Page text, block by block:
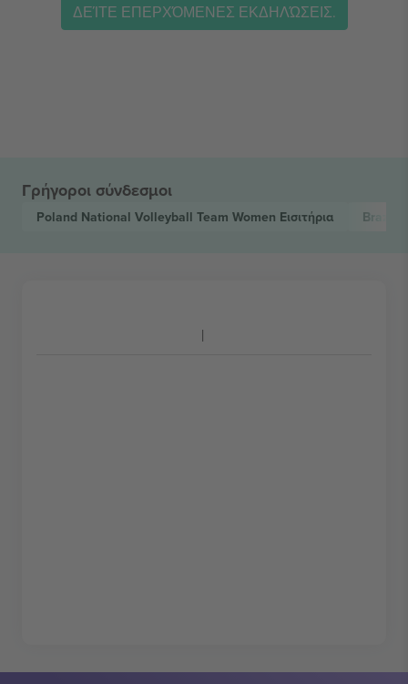
ΔΕΊΤΕ ΕΠΕΡΧΌΜΕΝΕΣ ΕΚΔΗΛΏΣΕΙΣ.
Γρήγοροι σύνδεσμοι
Poland National Volleyball Team Women Εισιτήρια Brazil